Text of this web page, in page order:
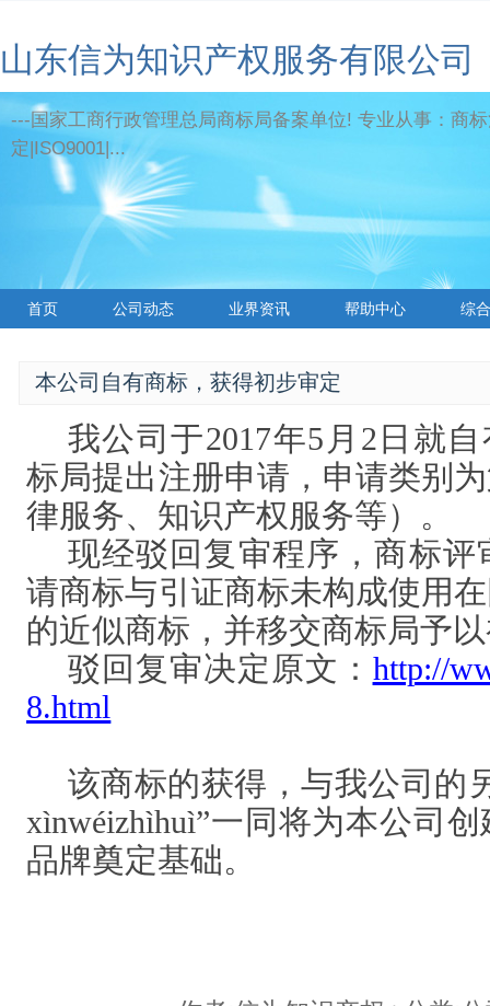
山东信为知识产权服务有限公司
---国家工商行政管理总局商标局备案单位! 专业从事：商
定|ISO9001|...
首页 公司动态 业界资讯 帮助中心 综
本公司自有商标，获得初步审定
我公司于2017年5月2日就
标局提出注册申请，申请类别
律服务、知识产权服务等）。
现经驳回复审程序，商标
请商标与引证商标未构成使用
的近似商标，并移交商标局予
驳回复审决定原文： http://
8.html
该商标的获得，与我公司的
xìnwéizhìhuì”一同将为本公司
品牌奠定基础。